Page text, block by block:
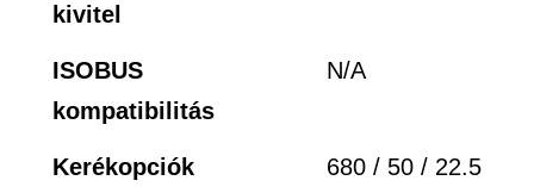
kivitel
ISOBUS
kompatibilitás
N/A
Kerékopciók
680 / 50 / 22.5